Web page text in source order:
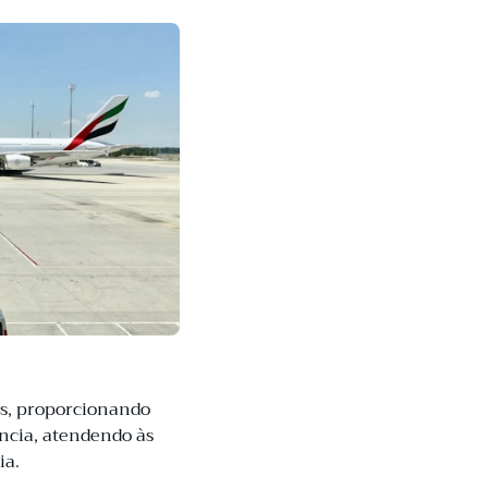
proporcionando
atendendo às